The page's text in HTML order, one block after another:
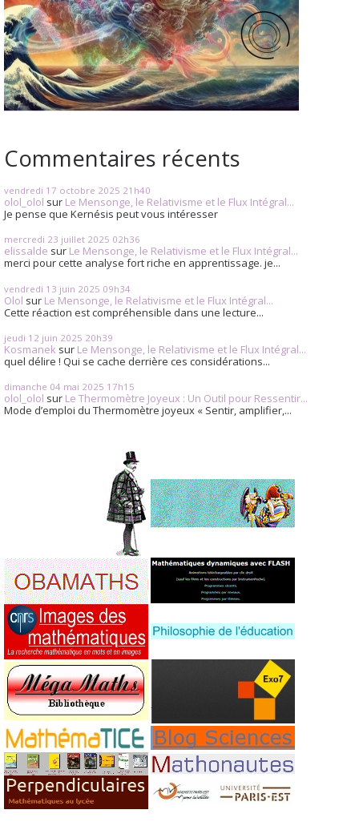
Commentaires récents
vendredi 17 octobre 2025 21h40
olol_olol sur Le Mensonge, le Relativisme et le Flux Intégral...
Je pense que Kernésis peut vous intéresser
mercredi 23 juillet 2025 02h36
elissalde sur Le Mensonge, le Relativisme et le Flux Intégral...
merci pour cette analyse fort riche en apprentissage. je...
vendredi 13 juin 2025 09h34
Olol sur Le Mensonge, le Relativisme et le Flux Intégral...
Cette réaction est compréhensible dans une lecture...
jeudi 12 juin 2025 20h39
Kosmanek sur Le Mensonge, le Relativisme et le Flux Intégral...
quel délire ! Qui se cache derrière ces considérations...
dimanche 04 mai 2025 17h15
olol_olol sur Le Thermomètre Joyeux : Un Outil pour Ressentir...
Mode d’emploi du Thermomètre joyeux « Sentir, amplifier,...